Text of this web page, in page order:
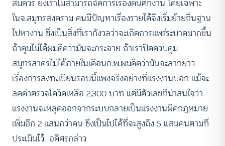
สมควร ยิ่งเราไม่สามารถจัดการเรื่องคนตกงาน โดยเฉพาะ
ในจ.สมุทรสงคราม คนมีปัญหาเรื่องรายได้จึงเริ่มย้ายถิ่นฐาน
ไปหางาน ซึ่งเป็นสิ่งที่เรากังวลว่าจะเกิดการแพร่ระบาดมากขึ้น
ถ้าคุมไม่ได้ผมคิดว่ามันจะกระจาย ถ้าเราปิดควบคุม
สมุทรสาครไม่ได้ภายในเดือนก.พ.ผมคิดว่ามันจะลากยาว
เรื่องการลงทะเบียนรอบนี้แพงจริงอย่างที่แรงงานบอก แม้จะ
ลดค่าตรวจโควิดเหลือ 2,300 บาท แต่มีตัวเลขที่น่าสนใจว่า
แรงงานจะหลุดออกจากระบบกลายเป็นแรงงานผิดกฎหมาย
เพิ่มอีก 2 แสนกว่าคน ซึ่งเป็นไปได้ที่จะสูงถึง 5 แสนคนตามที่
ประเมินไว้ อดิศรกล่าว